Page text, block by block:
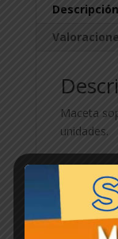
Descripción
Maceta
unidades.